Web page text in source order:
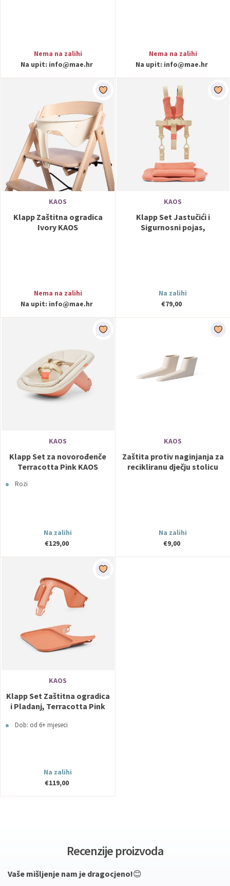
Nema na zalihi
Na upit: info@mae.hr
Nema na zalihi
Na upit: info@mae.hr
KAOS
Klapp Zaštitna ogradica
Ivory KAOS
Nema na zalihi
Na upit: info@mae.hr
KAOS
Klapp Set Jastučići i
Sigurnosni pojas,
Na zalihi
€79,00
KAOS
Klapp Set za novorođenče
Terracotta Pink KAOS
Rozi
Na zalihi
€129,00
KAOS
Zaštita protiv naginjanja za
recikliranu dječju stolicu
Na zalihi
€9,00
KAOS
Klapp Set Zaštitna ogradica
i Pladanj, Terracotta Pink
Dob: od 6+ mjeseci
Na zalihi
€119,00
Recenzije proizvoda
Vaše mišljenje nam je dragocjeno!😊